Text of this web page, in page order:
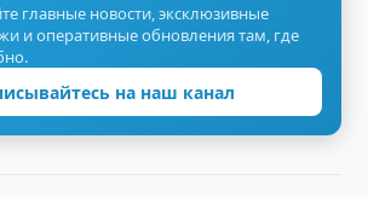
главные новости, эксклюзивные
и оперативные обновления там, где
на наш канал